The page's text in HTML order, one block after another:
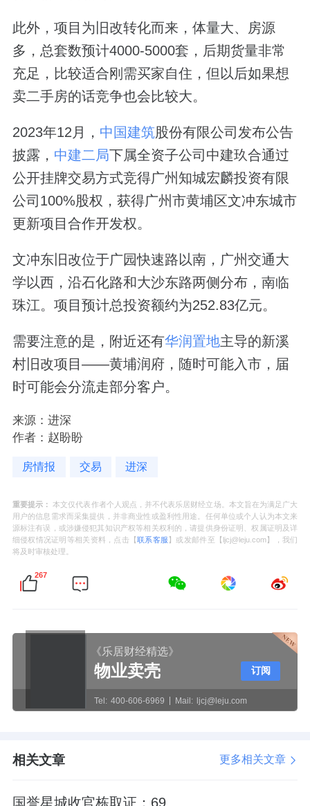
此外，项目为旧改转化而来，体量大、房源
多，总套数预计4000-5000套，后期货量非常
充足，比较适合刚需买家自住，但以后如果想
卖二手房的话竞争也会比较大。
2023年12月， 中国建筑股份有限公司发布公告
披露， 中建二局下属全资子公司中建玖合通过
公开挂牌交易方式竞得广州知城宏麟投资有限
公司100%股权，获得广州市黄埔区文冲东城市
更新项目合作开发权。
文冲东旧改位于广园快速路以南，广州交通大
学以西，沿石化路和大沙东路两侧分布，南临
珠江。项目预计总投资额约为252.83亿元。
需要注意的是，附近还有华润置地主导的新溪
村旧改项目——黄埔润府，随时可能入市，届
时可能会分流走部分客户。
来源：进深
作者：赵盼盼
房情报 交易 进深
重要提示： 本文仅代表作者个人观点，并不代表乐居财经立场。本文旨在为满足广大
用户的信息需求而采集提供，并非商业性或盈利性用途。任何单位或个人认为本文来
源标注有误，或涉嫌侵犯其知识产权等相关权利的，请提供身份证明、权属证明及详
细侵权情况证明等相关资料，点击【联系客服 】或发邮件至【ljcj@leju.com】，我们
将及时审核处理。
267
《乐居财经精选》
物业卖壳
Tel: 400-606-6969 Mail: ljcj@leju.com
订阅
相关文章 更多相关文章
国誉星城收官栋取证：69